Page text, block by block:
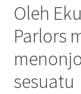
Oleh
Parlors
sesuatu